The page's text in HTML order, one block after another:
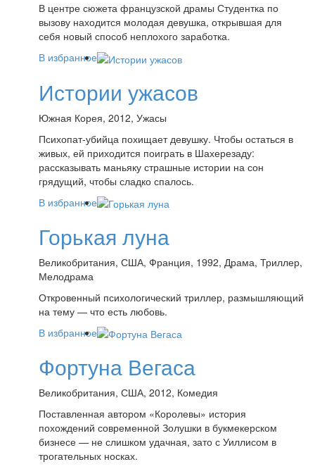
В центре сюжета французской драмы Студентка по
вызову находится молодая девушка, открывшая для
себя новый способ неплохого заработка.
В избранное
Истории ужасов
Южная Корея, 2012, Ужасы
Психопат-убийца похищает девушку. Чтобы остаться в
живых, ей приходится поиграть в Шахерезаду:
рассказывать маньяку страшные истории на сон
грядущий, чтобы сладко спалось.
В избранное
Горькая луна
Великобритания, США, Франция, 1992, Драма, Триллер,
Мелодрама
Откровенный психологический триллер, размышляющий
на тему — что есть любовь.
В избранное
Фортуна Вегаса
Великобритания, США, 2012, Комедия
Поставленная автором «Королевы» история
похождений современной Золушки в букмекерском
бизнесе — не слишком удачная, зато с Уиллисом в
трогательных носках.